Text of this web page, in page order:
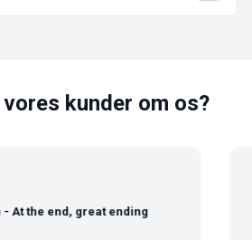
kunder om os?
the end, great ending